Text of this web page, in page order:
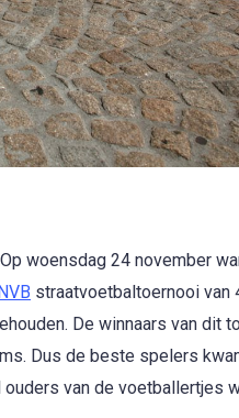
woensdag 24 november
straatvoetbaltoernooi van
De winnaars van dit
Dus de beste spelers
van de voetballertjes